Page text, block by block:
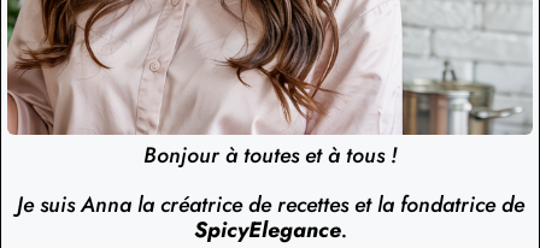
Bonjour à toutes et à tous !
Je suis Anna la créatrice de recettes et la fondatrice de
SpicyElegance.